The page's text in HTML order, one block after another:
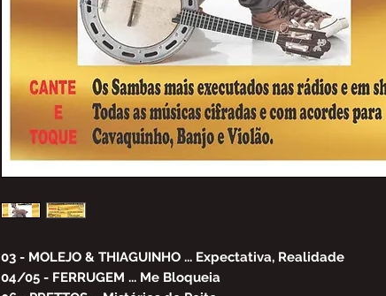
03 - MOLEJO & THIAGUINHO ... Expectativa, Realidade
04/05 - FERRUGEM ... Me Bloqueia